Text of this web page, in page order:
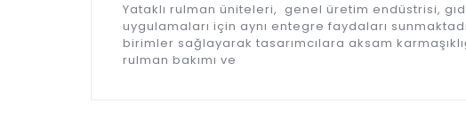
Yataklı rulman üniteleri, genel üretim endüstrisi,
uygulamaları için aynı entegre faydaları
birimler sağlayarak tasarımcılara aksam
rulman bakımı ve